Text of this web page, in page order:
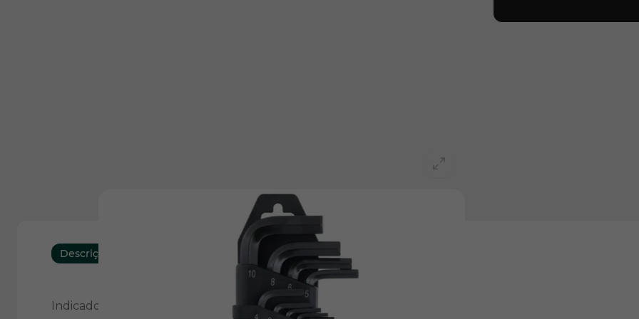
Descrição
Indicado para apertar e soltar parafusos com sextavado interno.